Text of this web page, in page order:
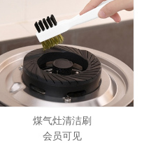
煤气灶清洁刷
会员可见